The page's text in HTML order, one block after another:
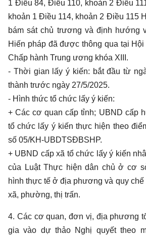
1 Điều 84, Điều 110, khoản 2 Điều
khoản 1 Điều 114, khoản 2 Điều 115
bám sát chủ trương và định hướng
Hiến pháp đã được thông qua tại
Chấp hành Trung ương khóa XIII.
- Thời gian lấy ý kiến: bắt đầu từ
thành trước ngày 27/5/2025.
- Hình thức tổ chức lấy ý kiến:
+ Các cơ quan cấp tỉnh; UBND cấp
tổ chức lấy ý kiến thực hiện theo
số 05/KH-UBDTSĐBSHP.
+ UBND cấp xã tổ chức lấy ý kiến
của Luật Thực hiện dân chủ ở cơ
hình thực tế ở địa phương và quy
xã, phường, thị trấn.
4. Các cơ quan, đơn vị, địa phương
gia vào dự thảo Nghị quyết theo